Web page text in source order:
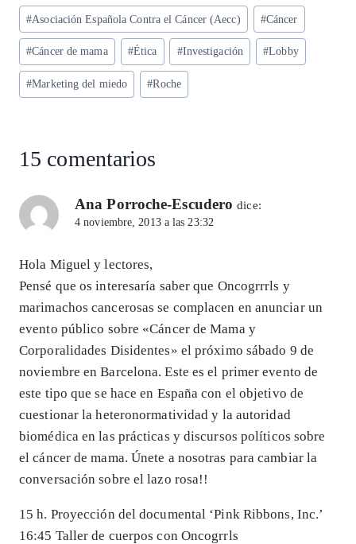
ts
A
p
p
eg
ra
m
eb
o
o
k
ke
dI
n
ai
l
re
Etiquetas
de
la
entrada:
#Asociación Española Contra el Cáncer (Aecc) #Cáncer
#Cáncer de mama #Ética #Investigación #Lobby
#Marketing del miedo #Roche
15 comentarios
Ana Porroche-Escudero dice:
4 noviembre, 2013 a las 23:32
Hola Miguel y lectores,
Pensé que os interesaría saber que Oncogrrrls y
marimachos cancerosas se complacen en anunciar un
evento público sobre «Cáncer de Mama y
Corporalidades Disidentes» el próximo sábado 9 de
noviembre en Barcelona. Este es el primer evento de
este tipo que se hace en España con el objetivo de
cuestionar la heteronormatividad y la autoridad
biomédica en las prácticas y discursos políticos sobre
el cáncer de mama. Únete a nosotras para cambiar la
conversación sobre el lazo rosa!!
15 h. Proyección del documental ‘Pink Ribbons, Inc.’
16:45 Taller de cuerpos con Oncogrrls